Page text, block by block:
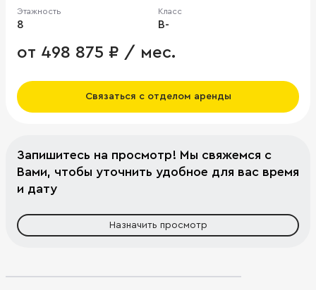
Этажность
8
Класс
B-
от 498 875 ₽ / мес.
Связаться с отделом аренды
Запишитесь на просмотр! Мы свяжемся с
Вами, чтобы уточнить удобное для вас время
и дату
Назначить просмотр